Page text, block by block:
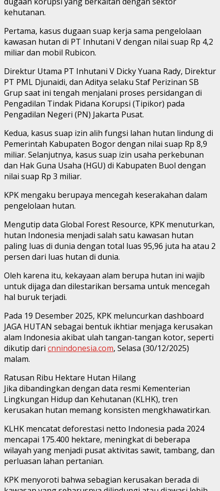
kehutanan.
Pertama, kasus dugaan suap kerja sama pengelolaan
kawasan hutan di PT Inhutani V dengan nilai suap Rp 4,2
miliar dan mobil Rubicon.
Direktur Utama PT Inhutani V Dicky Yuana Rady, Direktur
PT PML Djunaidi, dan Aditya selaku Staf Perizinan SB
Grup saat ini tengah menjalani proses persidangan di
Pengadilan Tindak Pidana Korupsi (Tipikor) pada
Pengadilan Negeri (PN) Jakarta Pusat.
Kedua, kasus suap izin alih fungsi lahan hutan lindung di
Pemerintah Kabupaten Bogor dengan nilai suap Rp 8,9
miliar. Selanjutnya, kasus suap izin usaha perkebunan
dan Hak Guna Usaha (HGU) di Kabupaten Buol dengan
nilai suap Rp 3 miliar.
KPK mengaku berupaya mencegah keserakahan dalam
pengelolaan hutan.
Mengutip data Global Forest Resource, KPK menuturkan,
hutan Indonesia menjadi salah satu kawasan hutan
paling luas di dunia dengan total luas 95,96 juta ha atau 2
persen dari luas hutan di dunia.
Oleh karena itu, kekayaan alam berupa hutan ini wajib
untuk dijaga dan dilestarikan bersama untuk mencegah
hal buruk terjadi.
Pada 19 Desember 2025, KPK meluncurkan dashboard
JAGA HUTAN sebagai bentuk ikhtiar menjaga kerusakan
alam Indonesia akibat ulah tangan-tangan kotor, seperti
dikutip dari cnnindonesia.com, Selasa (30/12/2025)
malam.
Ratusan Ribu Hektare Hutan Hilang
Jika dibandingkan dengan data resmi Kementerian
Lingkungan Hidup dan Kehutanan (KLHK), tren
kerusakan hutan memang konsisten mengkhawatirkan.
KLHK mencatat deforestasi netto Indonesia pada 2024
mencapai 175.400 hektare, meningkat di beberapa
wilayah yang menjadi pusat aktivitas sawit, tambang, dan
perluasan lahan pertanian.
KPK menyoroti bahwa sebagian kerusakan berada di